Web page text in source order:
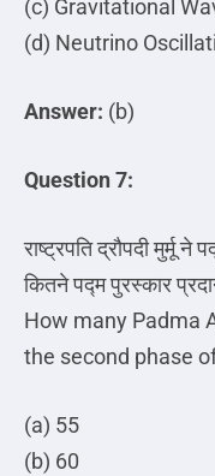
(c) Gravitational
(d) Neutrino
Answer: (b)
Question 7:
राष्ट्रपतिद्रौपदीमुर्मूने
कितनेपद्मपुरस्कार
How many Padma
the second phase
(a) 55
(b) 60